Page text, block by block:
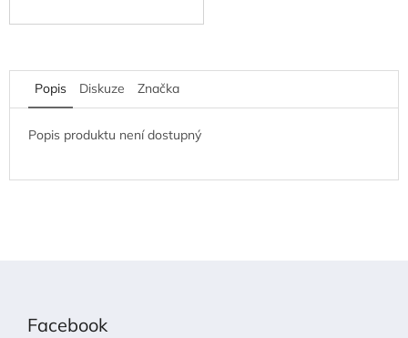
Popis Diskuze Značka
Popis produktu není dostupný
Facebook